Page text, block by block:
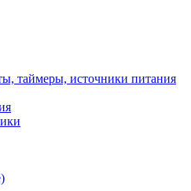
таймеры, источники питания